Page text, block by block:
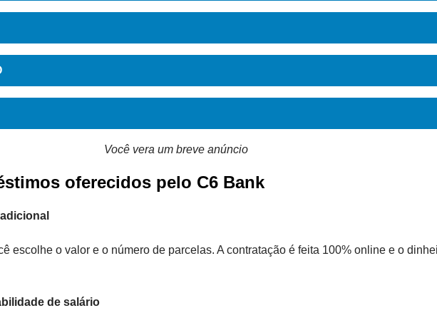
Você vera um breve anúncio
oferecidos pelo C6 Bank
escolhe o valor e o número de parcelas. A contratação é feita 100% online e o
de salário